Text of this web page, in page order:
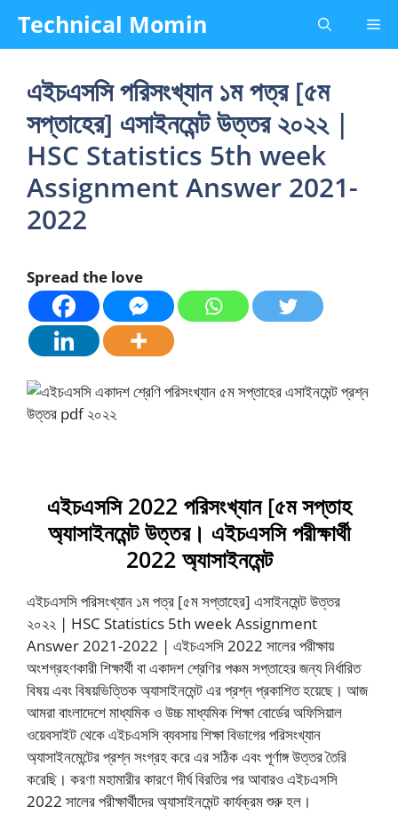
content
Technical Momin
এইচএসসি পরিসংখ্যান ১ম পত্র [৫ম
সপ্তাহের] এসাইনমেন্ট উত্তর ২০২২ |
HSC Statistics 5th week
Assignment Answer 2021-
2022
Spread the love
এইচএসসি 2022 পরিসংখ্যান [৫ম সপ্তাহ
অ্যাসাইনমেন্ট উত্তর। এইচএসসি পরীক্ষার্থী
2022 অ্যাসাইনমেন্ট
এইচএসসি পরিসংখ্যান ১ম পত্র [৫ম সপ্তাহের] এসাইনমেন্ট উত্তর
২০২২ | HSC Statistics 5th week Assignment
Answer 2021-2022 | এইচএসসি 2022 সালের পরীক্ষায়
অংশগ্রহণকারী শিক্ষার্থী বা একাদশ শ্রেণির পঞ্চম সপ্তাহের জন্য নির্ধারিত
বিষয় এবং বিষয়ভিত্তিক অ্যাসাইনমেন্ট এর প্রশ্ন প্রকাশিত হয়েছে। আজ
আমরা বাংলাদেশে মাধ্যমিক ও উচ্চ মাধ্যমিক শিক্ষা বোর্ডের অফিসিয়াল
ওয়েবসাইট থেকে এইচএসসি ব্যবসায় শিক্ষা বিভাগের পরিসংখ্যান
অ্যাসাইনমেন্টের প্রশ্ন সংগ্রহ করে এর সঠিক এবং পূর্ণাঙ্গ উত্তর তৈরি
করেছি। করণা মহামারীর কারণে দীর্ঘ বিরতির পর আবারও এইচএসসি
2022 সালের পরীক্ষার্থীদের অ্যাসাইনমেন্ট কার্যক্রম শুরু হল।